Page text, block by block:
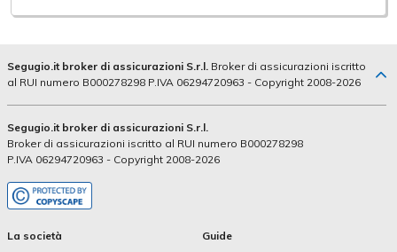
Segugio.it broker di assicurazioni S.r.l. Broker di assicurazioni iscritto
al RUI numero B000278298 P.IVA 06294720963 - Copyright 2008-2026
La società Guide
Segugio.it broker di assicurazioni S.r.l.
Broker di assicurazioni iscritto al RUI numero B000278298
P.IVA 06294720963 - Copyright 2008-2026